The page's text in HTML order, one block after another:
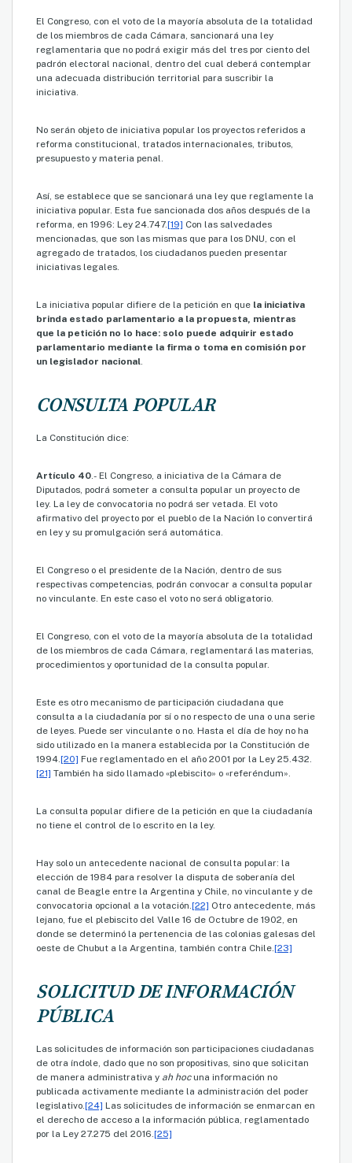
El Congreso, con el voto de la mayoría absoluta de la totalidad
de los miembros de cada Cámara, sancionará una ley
reglamentaria que no podrá exigir más del tres por ciento del
padrón electoral nacional, dentro del cual deberá contemplar
una adecuada distribución territorial para suscribir la
iniciativa.
No serán objeto de iniciativa popular los proyectos referidos a
reforma constitucional, tratados internacionales, tributos,
presupuesto y materia penal.
Así, se establece que se sancionará una ley que reglamente la
iniciativa popular. Esta fue sancionada dos años después de la
reforma, en 1996: Ley 24.747.[19] Con las salvedades
mencionadas, que son las mismas que para los DNU, con el
agregado de tratados, los ciudadanos pueden presentar
iniciativas legales.
La iniciativa popular difiere de la petición en que la iniciativa
brinda estado parlamentario a la propuesta, mientras
que la petición no lo hace: solo puede adquirir estado
parlamentario mediante la firma o toma en comisión por
un legislador nacional.
CONSULTA POPULAR
La Constitución dice:
Artículo 40.- El Congreso, a iniciativa de la Cámara de
Diputados, podrá someter a consulta popular un proyecto de
ley. La ley de convocatoria no podrá ser vetada. El voto
afirmativo del proyecto por el pueblo de la Nación lo convertirá
en ley y su promulgación será automática.
El Congreso o el presidente de la Nación, dentro de sus
respectivas competencias, podrán convocar a consulta popular
no vinculante. En este caso el voto no será obligatorio.
El Congreso, con el voto de la mayoría absoluta de la totalidad
de los miembros de cada Cámara, reglamentará las materias,
procedimientos y oportunidad de la consulta popular.
Este es otro mecanismo de participación ciudadana que
consulta a la ciudadanía por sí o no respecto de una o una serie
de leyes. Puede ser vinculante o no. Hasta el día de hoy no ha
sido utilizado en la manera establecida por la Constitución de
1994.[20] Fue reglamentado en el año 2001 por la Ley 25.432.
[21] También ha sido llamado «plebiscito» o «referéndum».
La consulta popular difiere de la petición en que la ciudadanía
no tiene el control de lo escrito en la ley.
Hay solo un antecedente nacional de consulta popular: la
elección de 1984 para resolver la disputa de soberanía del
canal de Beagle entre la Argentina y Chile, no vinculante y de
convocatoria opcional a la votación.[22] Otro antecedente, más
lejano, fue el plebiscito del Valle 16 de Octubre de 1902, en
donde se determinó la pertenencia de las colonias galesas del
oeste de Chubut a la Argentina, también contra Chile.[23]
SOLICITUD DE INFORMACIÓN
PÚBLICA
Las solicitudes de información son participaciones ciudadanas
de otra índole, dado que no son propositivas, sino que solicitan
de manera administrativa y ah hocuna información no
publicada activamente mediante la administración del poder
legislativo.[24] Las solicitudes de información se enmarcan en
el derecho de acceso a la información pública, reglamentado
por la Ley 27.275 del 2016.[25]